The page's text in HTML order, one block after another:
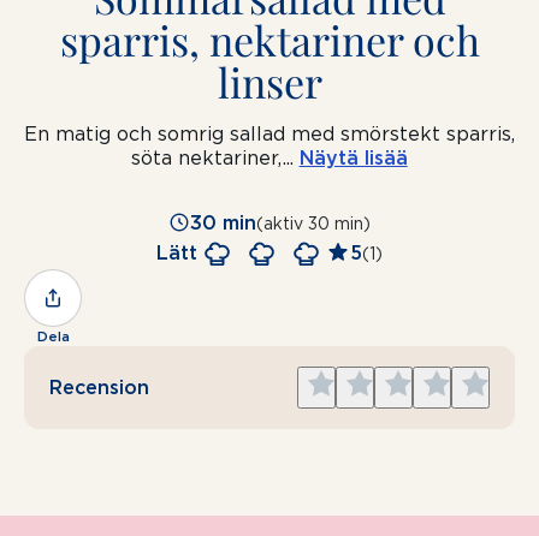
sparris, nektariner och
linser
En matig och somrig sallad med smörstekt sparris,
söta nektariner,... Näytä lisää
30 min(aktiv 30 min)
Lätt 5(1)
Dela
Recension
Give
5
Give
4
Give
3
Give
2
Give
1